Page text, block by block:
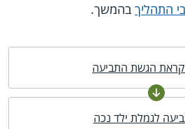
התהליך בהמשך.
הגשת התביעה
לגמלת ילד נכה